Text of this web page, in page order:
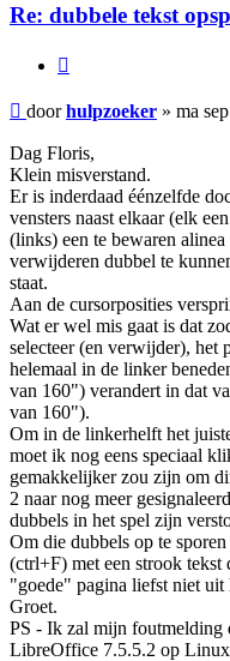
Re: dubbele tekst
Bericht
doorhulpzoeker » ma
Dag Floris,
Klein misverstand.
Er is inderdaad éénzelfde
vensters naast elkaar (elk
(links) een te bewaren
verwijderen dubbel te
staat.
Aan de cursorposities
Wat er wel mis gaat is dat
selecteer (en verwijder), het
helemaal in de linker
van 160") verandert in dat
van 160").
Om in de linkerhelft het
moet ik nog eens speciaal
gemakkelijker zou zijn om
2 naar nog meer
dubbels in het spel zijn
Om die dubbels op te
(ctrl+F) met een strook
"goede" pagina liefst niet uit
Groet.
PS - Ik zal mijn foutmelding
LibreOffice 7.5.5.2 op